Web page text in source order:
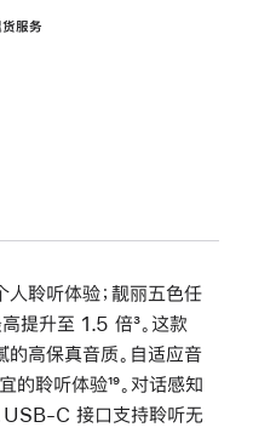
服务
人聆听体验；靓丽五色任
高提升至 1.5 倍脚
注
³。这款
高保真音质。自适应音
的聆听体验脚
注
¹⁹。对话感知
USB-C 接口支持聆听无